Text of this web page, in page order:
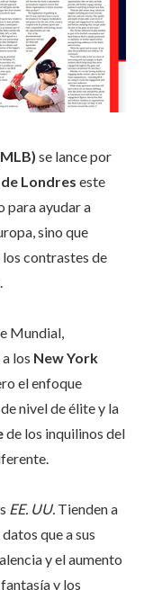
se lance por
Londres este
para ayudar a
sino que
contrastes de
Mundial,
los New York
el enfoque
nivel de élite y la
de los inquilinos del
EE. UU. Tienden a
que a sus
y el aumento
y los